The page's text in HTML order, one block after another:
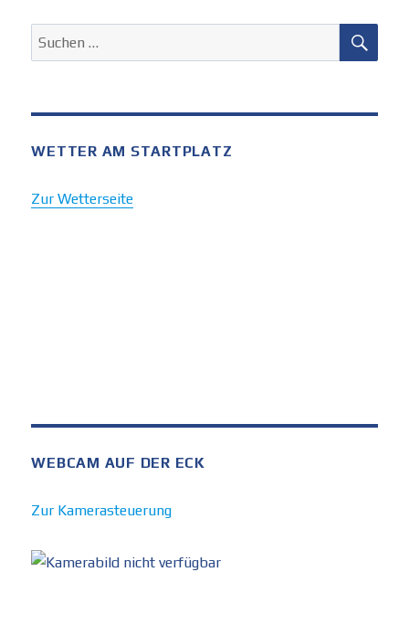
Suchen
nach:
WETTER AM STARTPLATZ
Zur Wetterseite
WEBCAM AUF DER ECK
Zur Kamerasteuerung